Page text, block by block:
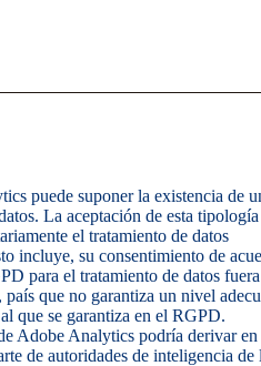
puede suponer la existencia de
La aceptación de esta
el tratamiento de datos
incluye, su consentimiento de
para el tratamiento de datos
que no garantiza un nivel
que se garantiza en el RGPD.
Adobe Analytics podría derivar en
de autoridades de inteligencia de